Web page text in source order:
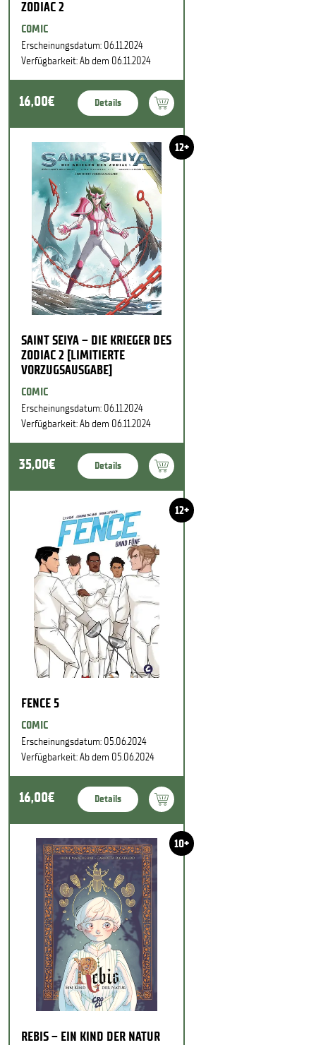
ZODIAC 2
COMIC
Erscheinungsdatum: 06.11.2024
Verfügbarkeit: Ab dem 06.11.2024
16,00€ Details
12+
SAINT SEIYA – DIE KRIEGER DES
ZODIAC 2 [LIMITIERTE
VORZUGSAUSGABE]
COMIC
Erscheinungsdatum: 06.11.2024
Verfügbarkeit: Ab dem 06.11.2024
35,00€ Details
12+
FENCE 5
COMIC
Erscheinungsdatum: 05.06.2024
Verfügbarkeit: Ab dem 05.06.2024
16,00€ Details
10+
REBIS – EIN KIND DER NATUR